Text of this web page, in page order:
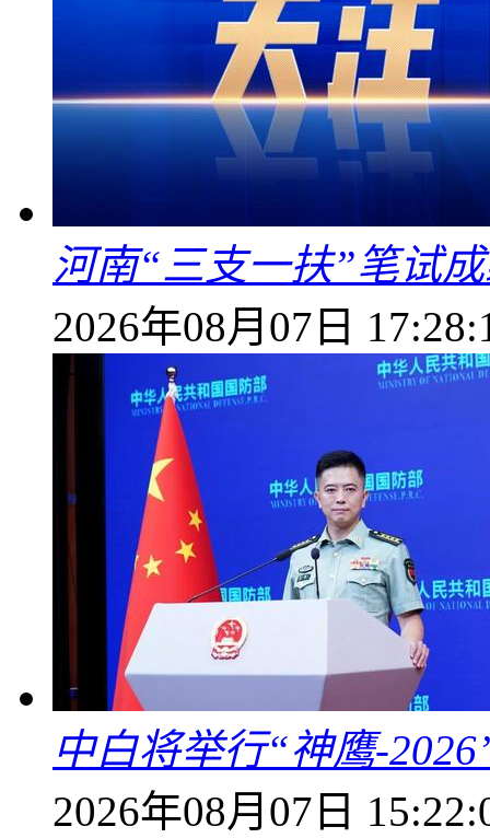
河南“三支一扶”笔试
2026年08月07日
中白将举行“神鹰-
2026年08月07日